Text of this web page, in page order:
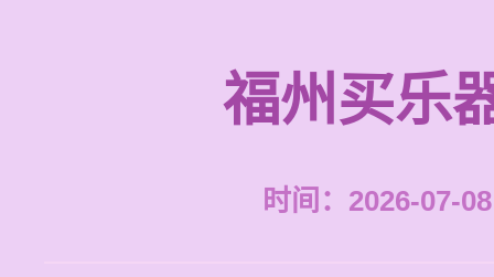
福州买乐
时间：2026-07-